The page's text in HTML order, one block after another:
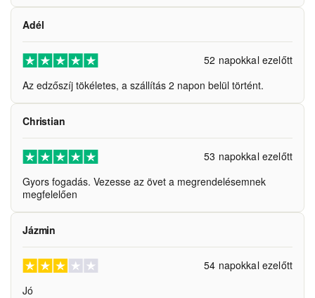
Adél
52 napokkal ezelőtt
Az edzőszíj tökéletes, a szállítás 2 napon belül történt.
Christian
53 napokkal ezelőtt
Gyors fogadás. Vezesse az övet a megrendelésemnek
megfelelően
Jázmin
54 napokkal ezelőtt
Jó